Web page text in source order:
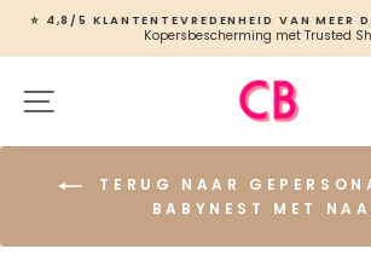
naar
inhoud
Slideshow
⭐ 4,8/5 KLANTENTEVREDENHEID VAN MEER
Kopersbescherming met Trusted
TERUG NAAR
BABYNEST MET